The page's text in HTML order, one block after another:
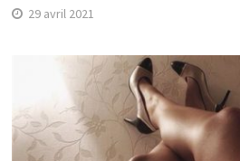
29 avril 2021